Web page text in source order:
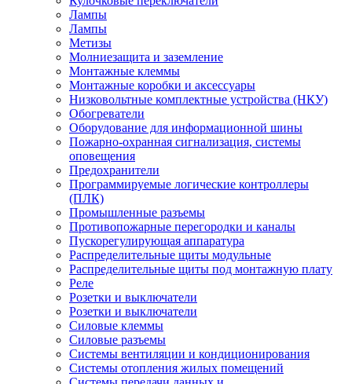
Лампы
Лампы
Метизы
Молниезащита и заземление
Монтажные клеммы
Монтажные коробки и аксессуары
Низковольтные комплектные устройства (НКУ)
Обогреватели
Оборудование для информационной шины
Пожарно-охранная сигнализация, системы
оповещения
Предохранители
Программируемые логические контроллеры
(ПЛК)
Промышленные разъемы
Противопожарные перегородки и каналы
Пускорегулирующая аппаратура
Распределительные щиты модульные
Распределительные щиты под монтажную плату
Реле
Розетки и выключатели
Розетки и выключатели
Силовые клеммы
Силовые разъемы
Системы вентиляции и кондиционирования
Системы отопления жилых помещений